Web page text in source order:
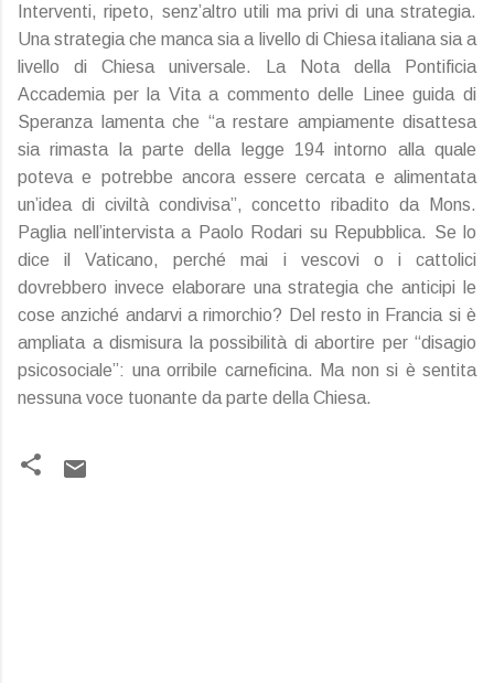
Interventi, ripeto, senz’altro utili ma privi di una strategia.
Una strategia che manca sia a livello di Chiesa italiana sia a
livello di Chiesa universale. La Nota della Pontificia
Accademia per la Vita a commento delle Linee guida di
Speranza lamenta che “a restare ampiamente disattesa
sia rimasta la parte della legge 194 intorno alla quale
poteva e potrebbe ancora essere cercata e alimentata
un’idea di civiltà condivisa”, concetto ribadito da Mons.
Paglia nell’intervista a Paolo Rodari su Repubblica. Se lo
dice il Vaticano, perché mai i vescovi o i cattolici
dovrebbero invece elaborare una strategia che anticipi le
cose anziché andarvi a rimorchio? Del resto in Francia si è
ampliata a dismisura la possibilità di abortire per “disagio
psicosociale”: una orribile carneficina. Ma non si è sentita
nessuna voce tuonante da parte della Chiesa.